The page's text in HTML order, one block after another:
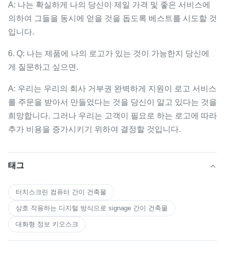
A: 나는 확실하게 나의 당신이 제일 가격 및 좋은 서비스에
의하여 그들을 동시에 얻을 것을 돕도록 베스트를 시도할 것
입니다.
6. Q: 나는 제품에 나의 로고가 있는 것이 가능한지 당신에
게 질문하고 싶으면.
A: 우리는 우리의 회사 거부권 완벽하게 지원이 로고 서비스
를 주문을 받아서 만들었다는 것을 당신이 알고 있다는 것을
희망합니다. 그러나 우리는 고객이 필요로 하는 로고에 따라
추가 비용을 증가시키기 위하여 결정할 것입니다.
태그
터치스크린 컴퓨터 간이 건축물
상호 작용하는 디지털 방식으로 signage 간이 건축물
대화형 정보 키오스크